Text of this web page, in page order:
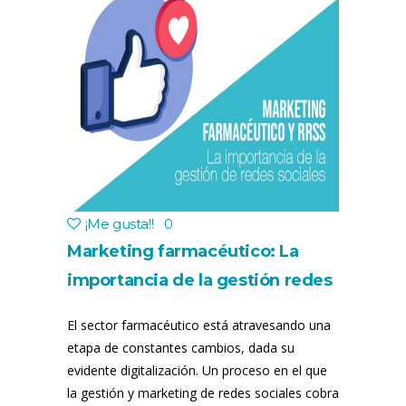
¡Me gusta!! 0
Marketing farmacéutico: La
importancia de la gestión redes
El sector farmacéutico está atravesando una
etapa de constantes cambios, dada su
evidente digitalización. Un proceso en el que
la gestión y marketing de redes sociales cobra